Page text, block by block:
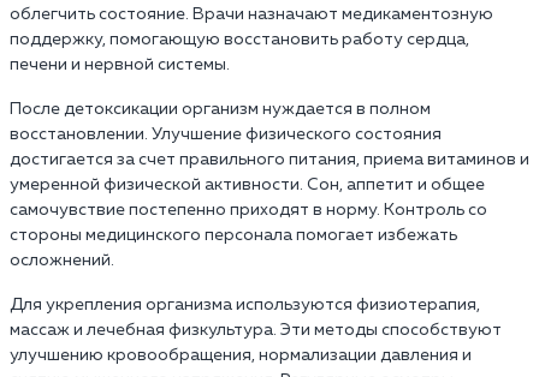
облегчить состояние. Врачи назначают медикаментозную
поддержку, помогающую восстановить работу сердца,
печени и нервной системы.
После детоксикации организм нуждается в полном
восстановлении. Улучшение физического состояния
достигается за счет правильного питания, приема витаминов и
умеренной физической активности. Сон, аппетит и общее
самочувствие постепенно приходят в норму. Контроль со
стороны медицинского персонала помогает избежать
осложнений.
Для укрепления организма используются физиотерапия,
массаж и лечебная физкультура. Эти методы способствуют
улучшению кровообращения, нормализации давления и